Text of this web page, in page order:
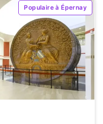
Populaire à Épernay